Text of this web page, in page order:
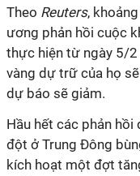
Theo Reuters,
ương phản hồi cuộc
thực hiện từ ngày 5/
vàng dự trữ của họ
dự báo sẽ giảm.
Hầu hết các phản
đột ở Trung Đông
kích hoạt một đợt